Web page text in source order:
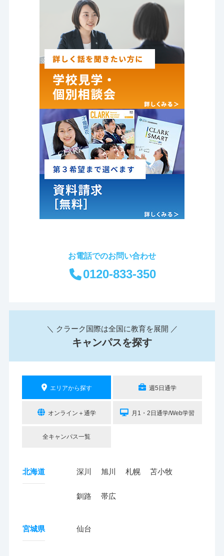
お電話でのお問い合わせ
0120-833-350
＼ クラーク国際は全国に教育を展開 ／
キャンパスを探す
エリアから探す 週5日通学
オンライン＋通学 月1・2日通学/Web学習
全キャンパス一覧
北海道 深川 旭川 札幌 苫小牧
釧路 帯広
宮城県 仙台